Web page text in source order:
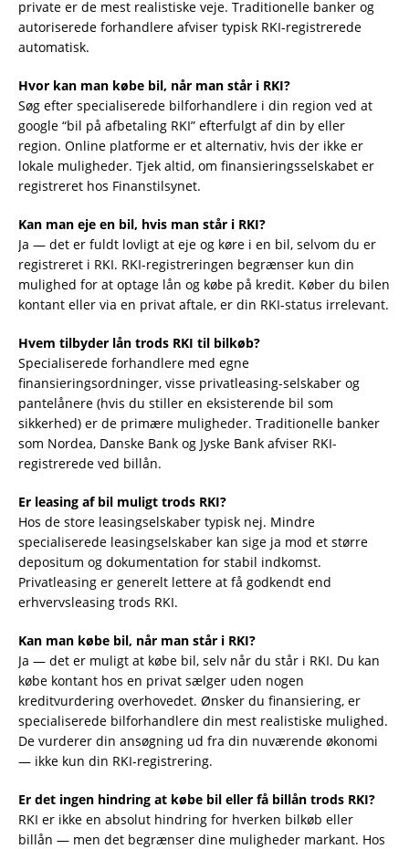
private er de mest realistiske veje. Traditionelle banker og
autoriserede forhandlere afviser typisk RKI-registrerede
automatisk.
Hvor kan man købe bil, når man står i RKI?
Søg efter specialiserede bilforhandlere i din region ved at
google “bil på afbetaling RKI” efterfulgt af din by eller
region. Online platforme er et alternativ, hvis der ikke er
lokale muligheder. Tjek altid, om finansieringsselskabet er
registreret hos Finanstilsynet.
Kan man eje en bil, hvis man står i RKI?
Ja — det er fuldt lovligt at eje og køre i en bil, selvom du er
registreret i RKI. RKI-registreringen begrænser kun din
mulighed for at optage lån og købe på kredit. Køber du bilen
kontant eller via en privat aftale, er din RKI-status irrelevant.
Hvem tilbyder lån trods RKI til bilkøb?
Specialiserede forhandlere med egne
finansieringsordninger, visse privatleasing-selskaber og
pantelånere (hvis du stiller en eksisterende bil som
sikkerhed) er de primære muligheder. Traditionelle banker
som Nordea, Danske Bank og Jyske Bank afviser RKI-
registrerede ved billån.
Er leasing af bil muligt trods RKI?
Hos de store leasingselskaber typisk nej. Mindre
specialiserede leasingselskaber kan sige ja mod et større
depositum og dokumentation for stabil indkomst.
Privatleasing er generelt lettere at få godkendt end
erhvervsleasing trods RKI.
Kan man købe bil, når man står i RKI?
Ja — det er muligt at købe bil, selv når du står i RKI. Du kan
købe kontant hos en privat sælger uden nogen
kreditvurdering overhovedet. Ønsker du finansiering, er
specialiserede bilforhandlere din mest realistiske mulighed.
De vurderer din ansøgning ud fra din nuværende økonomi
— ikke kun din RKI-registrering.
Er det ingen hindring at købe bil eller få billån trods RKI?
RKI er ikke en absolut hindring for hverken bilkøb eller
billån — men det begrænser dine muligheder markant. Hos